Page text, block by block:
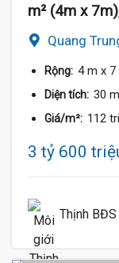
m² (4m x
Quang
Rộng: 4 m x 7
Diện tích: 30
Giá/m²: 112
3 tỷ 600
Thịnh BĐS